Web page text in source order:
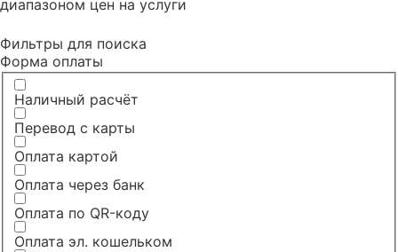
диапазоном цен на услуги
Фильтры для поиска
Форма оплаты
Наличный расчёт
Перевод с карты
Оплата картой
Оплата через банк
Оплата по QR-коду
Оплата эл. кошельком